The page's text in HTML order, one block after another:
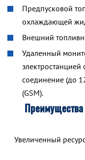
Предпусковой
охлаждающей
Внешний
Удаленный
соединение (до
(GSM).
Увеличенный